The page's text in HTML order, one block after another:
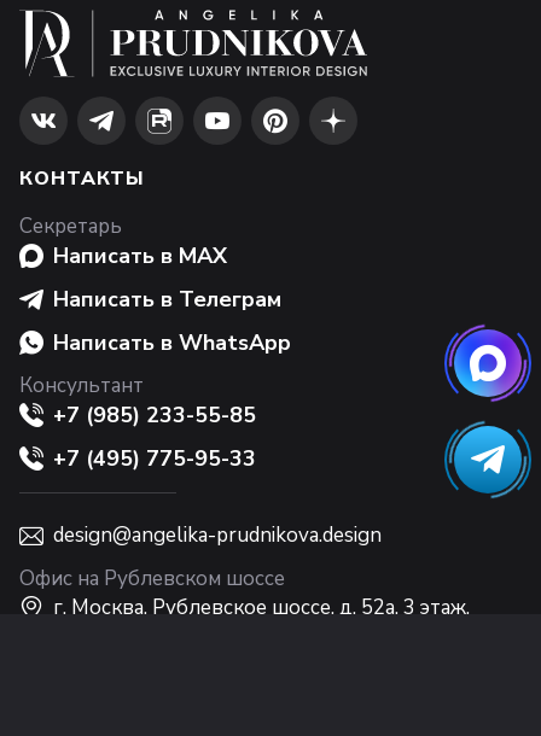
КОНТАКТЫ
Секретарь
Написать в MAX
Написать в Телеграм
Написать в WhatsApp
Консультант
+7 (985) 233-55-85
+7 (495) 775-95-33
design@angelika-prudnikova.design
Офис на Рублевском шоссе
г. Москва, Рублевское шоссе, д. 52а, 3 этаж,